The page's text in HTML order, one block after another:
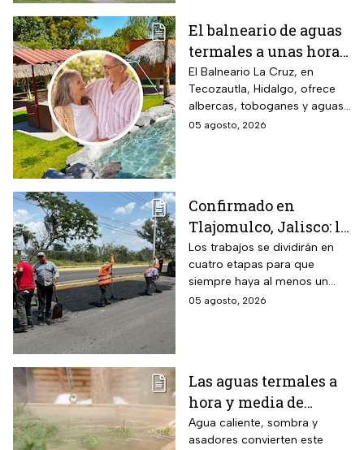
El balneario de aguas
termales a unas horas
de Naucalpan con
entrada desde $100
pesos para este grupo
de adultos mayores
El Balneario La Cruz, en
Tecozautla, Hidalgo, ofrece
albercas, toboganes y aguas
termales, con tarifas
05 agosto, 2026
Confirmado en
Tlajomulco, Jalisco: la
avenida Jesús Michel
(ex 8 de Julio) seguirá
con obras hasta
diciembre 2026 y este
Los trabajos se dividirán en
cuatro etapas para que
siempre haya al menos un
carril habilitado en cada
05 agosto, 2026
Las aguas termales a
hora y media de
Monterrey, Nuevo
León, donde la
Agua caliente, sombra y
asadores convierten este